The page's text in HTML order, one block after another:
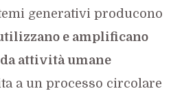
generativi producono
e amplificano
attività umane
a un processo circolare